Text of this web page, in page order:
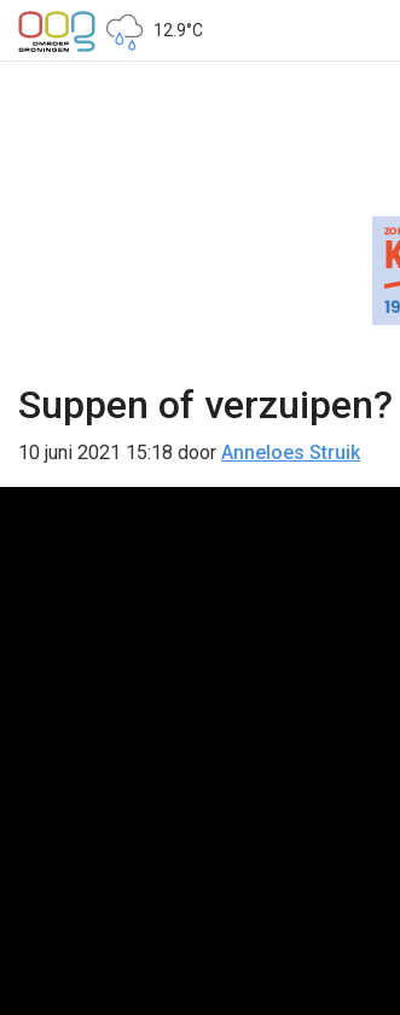
12.9°C
Suppen of verzuipen?
10 juni 2021 15:18 door Anneloes Struik